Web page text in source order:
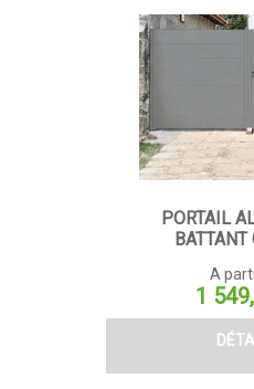
Battants contemporains
Coulissants contemporains
Portillons contemporains
PORTAIL
BATTANT
A
Prix
1